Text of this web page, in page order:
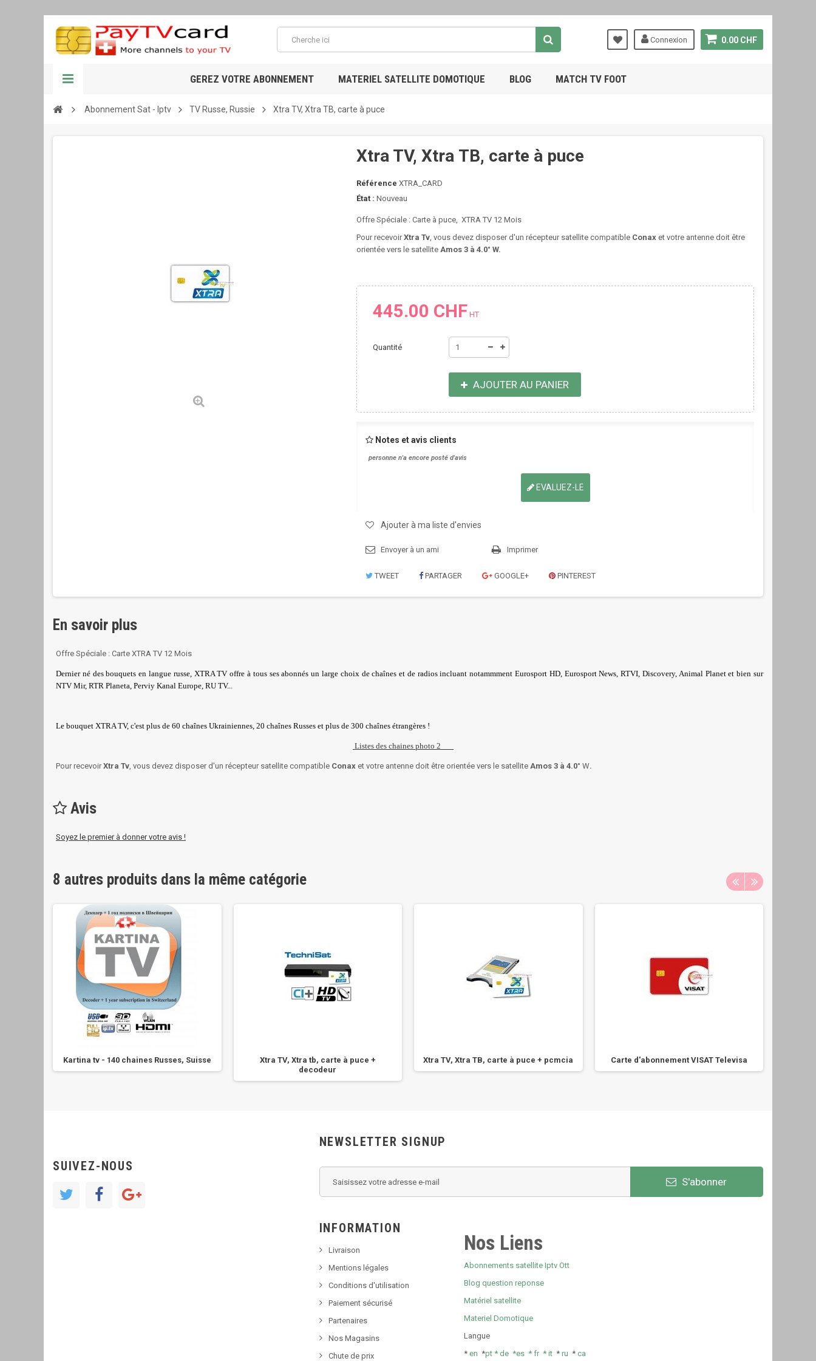
0.00 CHF
Connexion
GEREZ VOTRE ABONNEMENT MATERIEL SATELLITE DOMOTIQUE BLOG MATCH TV FOOT
Abonnement Sat - Iptv TV Russe, Russie Xtra TV, Xtra ТВ, carte à puce
Xtra TV, Xtra ТВ, carte à puce
Référence XTRA_CARD
État : Nouveau
Offre Spéciale : Carte à puce, XTRA TV 12 Mois
Pour recevoirXtra Tv, vous devez disposer d'un récepteur satellite compatible Conax et votre antenne doit être
orientée vers le satellite Amos 3 à 4.0° W.
445.00 CHF HT
Quantité
AJOUTER AU PANIER
Notes et avis clients
personne n'a encore posté d'avis
EVALUEZ-LE
Ajouter à ma liste d'envies
Envoyer à un ami Imprimer
TWEET PARTAGER GOOGLE+ PINTEREST
En savoir plus
Offre Spéciale : Carte XTRA TV 12 Mois
Dernier né des bouquets en langue russe, XTRA TV offre à tous ses abonnés un large choix de chaînes et de radios incluant notammment Eurosport HD, Eurosport News, RTVI, Discovery, Animal Planet et bien sur
NTV Mir, RTR Planeta, Perviy Kanal Europe, RU TV...
Le bouquet XTRA TV, c'est plus de 60 chaînes Ukrainiennes, 20 chaînes Russes et plus de 300 chaînes étrangères !
Listes des chaines photo 2
Pour recevoirXtra Tv, vous devez disposer d'un récepteur satellite compatible Conax et votre antenne doit être orientée vers le satellite Amos 3 à 4.0° W.
Avis
Soyez le premier à donner votre avis !
8 autres produits dans la même catégorie
Kartina tv - 140 chaines Russes, Suisse
Xtra TV, Xtra tb, carte à puce +
decodeur
Xtra TV, Xtra ТВ, carte à puce + pcmcia Carte d'abonnement VISAT Televisa
SUIVEZ-NOUS
NEWSLETTER SIGNUP
S'abonner
INFORMATION
Livraison
Mentions légales
Conditions d'utilisation
Paiement sécurisé
Partenaires
Nos Magasins
Chute de prix
Nos Liens
Abonnements satellite Iptv Ott
Blog question reponse
Matériel satellite
Materiel Domotique
Langue
*en *pt * de *es *fr*it *ru *ca